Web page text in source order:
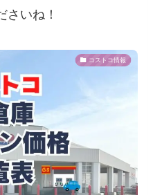
さいね！
コストコ情報